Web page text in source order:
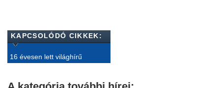
KAPCSOLÓDÓ CIKKEK:
16 évesen lett világhírű